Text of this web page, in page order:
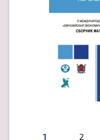
СТРАНИЦЫ
1 2